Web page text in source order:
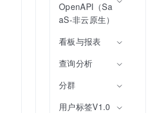
OpenAPI（Sa
aS-非云原生）
看板与报表
查询分析
分群
用户标签V1.0